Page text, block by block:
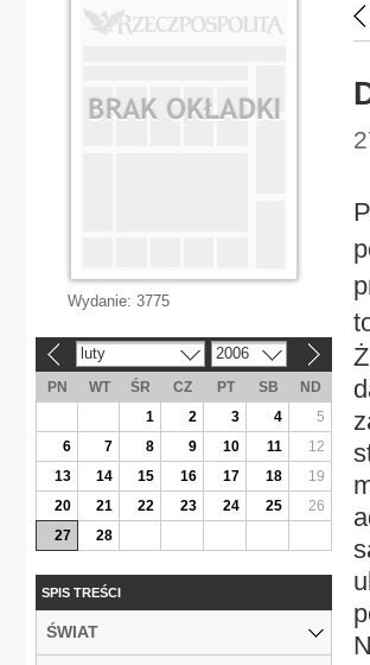
Wydanie: 3775
luty 2006
PN WT ŚR CZ PT SB
ND
1
2 3 4
5
6
7 8 9 10 11
12
13
14 15 16 17 18
19
20
21 22 23 24 25
26
27
28
SPIS TREŚCI
ŚWIAT